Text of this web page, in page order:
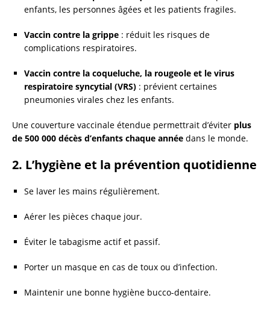
enfants, les personnes âgées et les patients fragiles.
Vaccin contre la grippe : réduit les risques de
complications respiratoires.
Vaccin contre la coqueluche, la rougeole et le virus
respiratoire syncytial (VRS) : prévient certaines
pneumonies virales chez les enfants.
Une couverture vaccinale étendue permettrait d’éviter plus
de 500 000 décès d’enfants chaque année dans le monde.
2. L’hygiène et la prévention quotidienne
Se laver les mains régulièrement.
Aérer les pièces chaque jour.
Éviter le tabagisme actif et passif.
Porter un masque en cas de toux ou d’infection.
Maintenir une bonne hygiène bucco-dentaire.